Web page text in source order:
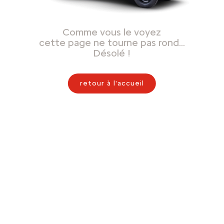
Comme vous le voyez
cette page ne tourne pas rond…
Désolé !
retour à l'accueil